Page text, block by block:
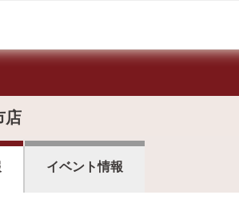
店
イベント情報